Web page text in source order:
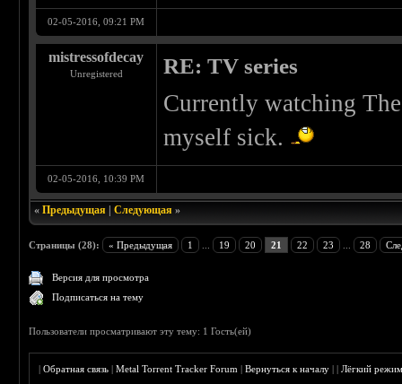
02-05-2016, 09:21 PM
mistressofdecay
Unregistered RE: TV series
Currently watching
myself sick.
02-05-2016, 10:39 PM
«Предыдущая |Следующая »
Страницы (28): « Предыдущая 1 19 20 21 22 23 28
Версия для просмотра
Подписаться на тему
Пользователи просматривают эту тему: 1 Гость(ей)
|Обратная связь |Metal Torrent Tracker Forum |Вернуться к началу ||Лёгкий